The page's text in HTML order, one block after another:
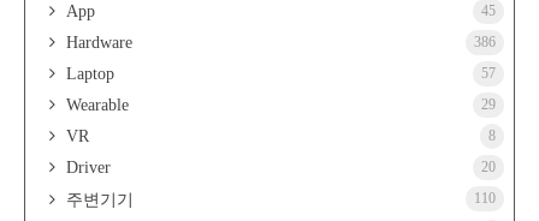
App 45
Hardware 386
Laptop 57
Wearable 29
VR 8
Driver 20
주변기기 110